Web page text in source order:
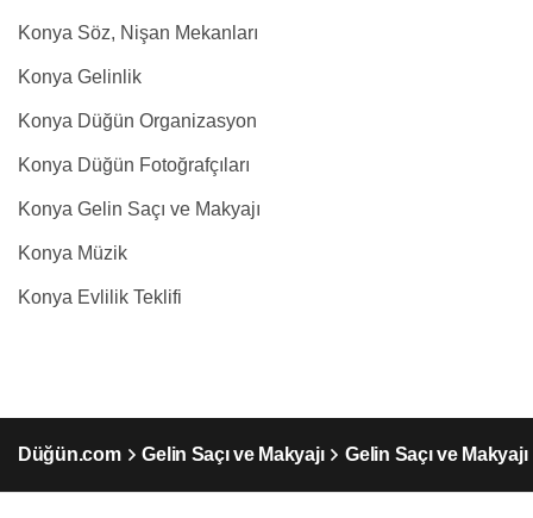
Konya Söz, Nişan Mekanları
Konya Gelinlik
Konya Düğün Organizasyon
Konya Düğün Fotoğrafçıları
Konya Gelin Saçı ve Makyajı
Konya Müzik
Konya Evlilik Teklifi
Düğün.com Gelin Saçı ve Makyajı Gelin Saçı ve